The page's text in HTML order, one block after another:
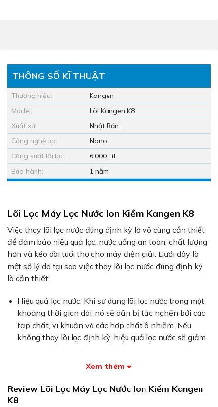
Lõi Lọc Máy Lọc Nước Ion Kiềm Kangen K8
Việc thay lõi lọc nước đúng định kỳ là vô cùng cần thiết
để đảm bảo hiệu quả lọc, nước uống an toàn, chất lượng
hơn và kéo dài tuổi thọ cho máy điện giải. Dưới đây là
một số lý do tại sao việc thay lõi lọc nước đúng định kỳ
là cần thiết:
Hiệu quả lọc nước: Khi sử dụng lõi lọc nước trong một
khoảng thời gian dài, nó sẽ dần bị tắc nghẽn bởi các
tạp chất, vi khuẩn và các hợp chất ô nhiễm. Nếu
không thay lõi lọc định kỳ, hiệu quả lọc nước sẽ giảm
thể đi qua lọc và lan tràn vào nước uống hoặc sử
Bảo vệ sức khỏe: Một trong những lợi ích chính của
máy lọc nước ion kiềm là loại bỏ các tạp chất gây hại
Xem thêm
Review Lõi Lọc Máy Lọc Nước Ion Kiềm Kangen
K8
THÔNG SỐ KĨ THUẬT
Thương hiệu:
Kangen
Model:
Lõi Kangen K8
Xuất xứ:
Nhật Bản
Công nghệ lọc:
Nano
Công suất lõi lọc:
6,000 Lít
Bảo hành:
1 năm